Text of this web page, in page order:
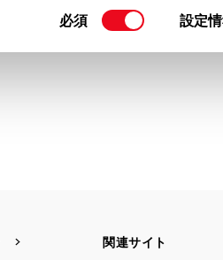
て」をご覧ください。
同
必須 設定
関連サイト